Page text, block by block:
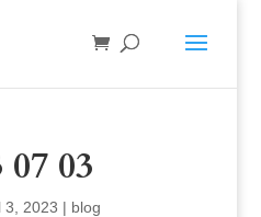
03
3, 2023 | blog